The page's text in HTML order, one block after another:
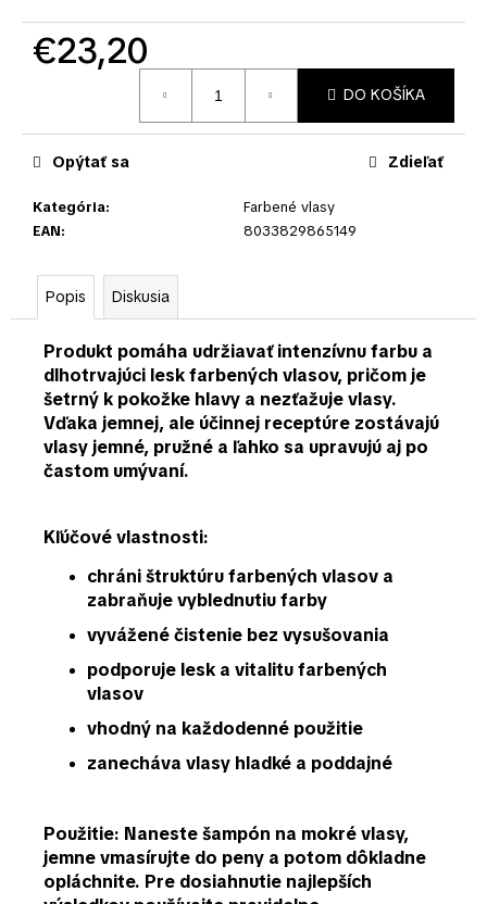
€23,20
DO KOŠÍKA
Kategória:
Farbené vlasy
EAN: 8033829865149
Opýtať sa Zdieľať
Popis Diskusia
Produkt pomáha udržiavaťintenzívnu farbu a
dlhotrvajúci lesk farbených vlasov, pričom je
šetrný k pokožke hlavy a nezťažuje vlasy.
Vďaka jemnej, ale účinnej receptúre zostávajú
vlasy jemné, pružné a ľahko sa upravujú aj po
častom umývaní.
Kľúčové vlastnosti:
chráni štruktúru farbených vlasov a
zabraňuje vyblednutiu farby
vyvážené čistenie bez vysušovania
podporuje lesk a vitalitu farbených
vlasov
vhodný na každodenné použitie
zanecháva vlasy hladké a poddajné
Použitie: Naneste šampón na mokré vlasy,
jemne vmasírujte do peny a potom dôkladne
opláchnite. Pre dosiahnutie najlepších